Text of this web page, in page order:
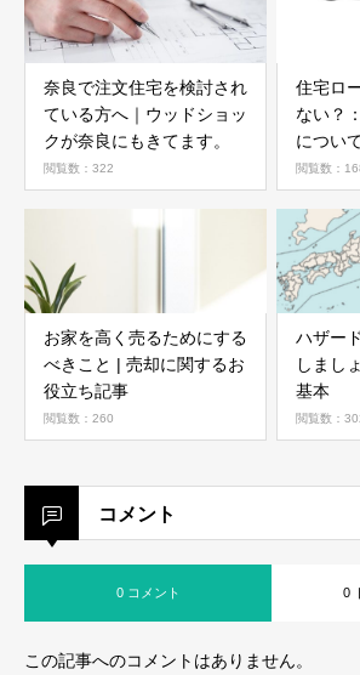
奈良で注文住宅を検討され
ている方へ｜ウッドショッ
クが奈良にもきてます。
閲覧数：322
住宅ロ
ない？
につい
閲覧数：
お家を高く売るためにする
べきこと | 売却に関するお
役立ち記事
閲覧数：260
ハザー
しまし
基本
閲覧数：
コメント
0 コメント 0
この記事へのコメントはありません。